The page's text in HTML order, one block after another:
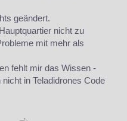
geändert.
nicht zu
mit mehr als
fehlt mir das Wissen -
in Teladidrones Code